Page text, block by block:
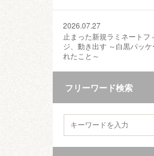
2026.07.27
止まった新規ラミネートフ
ジ、動き出す ～白黒パッケ
れたこと～
フリーワード検索